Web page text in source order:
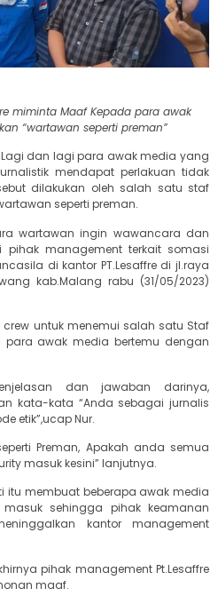
miminta Maaf Kepada para awak
“wartawan seperti preman”
dan lagi para awak media yang
mendapat perlakuan tidak
dilakukan oleh salah satu staf
seperti preman.
wartawan ingin wawancara dan
pihak management terkait somasi
di kantor PT.Lesaffre di jl.raya
kab.Malang rabu (31/05/2023)
untuk menemui salah satu Staf
para awak media bertemu dengan
dan jawaban darinya,
kata-kata “Anda sebagai jurnalis
etik”,ucap Nur.
Preman, Apakah anda semua
masuk kesini” lanjutnya.
itu membuat beberapa awak media
sehingga pihak keamanan
kantor management
pihak management Pt.Lesaffre
maaf.